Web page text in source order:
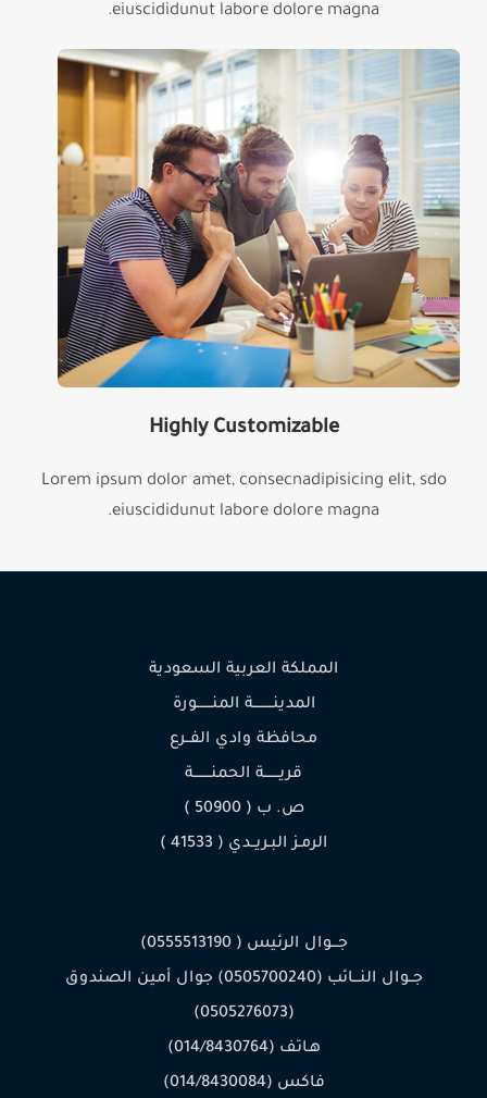
eiuscididunut labore dolore magna.
Highly Customizable
Lorem ipsum dolor amet, consecnadipisicing elit, sdo
eiuscididunut labore dolore magna.
المملكة العربية السعودية
المدينـــــــــة المنـــــــورة
محافظة وادي الفــرع
قريـــــــة الحمنــــــــة
ص. ب ( 50900 )
الرمـز البـريــدي ( 41533 )
جـــوال الرئيس ( 0555513190)
جــوال النـــائب (0505700240) جوال أمين الصندوق
(0505276073)
هـاتف (014/8430764)
فاكس (014/8430084)